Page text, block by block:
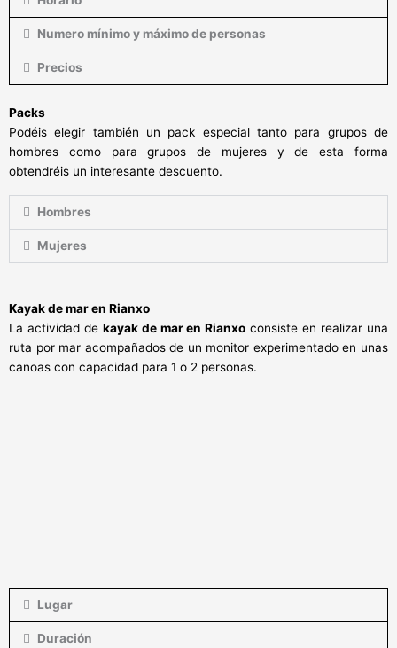
Numero mínimo y máximo de personas
Precios
Packs
Podéis elegir también un pack especial tanto para grupos de
hombres como para grupos de mujeres y de esta forma
obtendréis un interesante descuento.
Hombres
Mujeres
Kayak de mar en Rianxo
La actividad de kayak de mar en Rianxo consiste en realizar una
ruta por mar acompañados de un monitor experimentado en unas
canoas con capacidad para 1 o 2 personas.
Lugar
Duración